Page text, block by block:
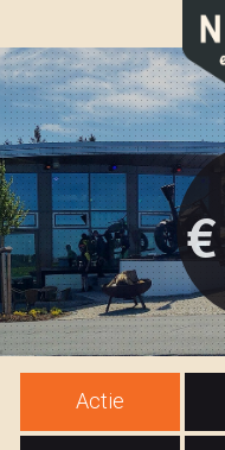
Actie